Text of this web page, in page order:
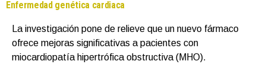
Enfermedad genética cardiaca
La investigación pone de relieve que un nuevo fármaco
ofrece mejoras significativas a pacientes con
miocardiopatía hipertrófica obstructiva (MHO).